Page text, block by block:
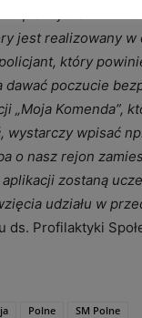
planuje tam
jest realizowany
który
poczucie
„Moja Komenda”,
wpisać
o nasz rejon
zostaną
udziału w
ds. Profilaktyki
Polne SM Polne